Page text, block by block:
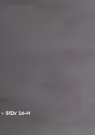
> Stûv 16-H